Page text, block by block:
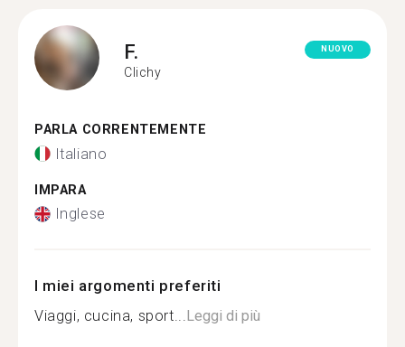
F.
Clichy
NUOVO
PARLA CORRENTEMENTE
Italiano
IMPARA
Inglese
I miei argomenti preferiti
Viaggi, cucina, sport...Leggi di più